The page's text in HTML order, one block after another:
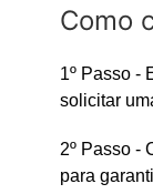
Como
1º Passo -
solicitar
2º Passo -
para